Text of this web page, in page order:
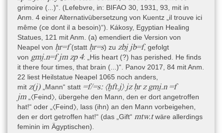
Chr. zu datieren sind: stilistische Ähnlichkeiten sowie
ikonographische Parallelen mit den Darstellungen auf der
Metternichsteleführen ihn dazu (Kákosy 1999, 31). Kákosy gibt
entsprechend für den Torso Neapel 1065 als Datierung „4th (?)
century B.C." an, aber er wundert sich darüber, dass der Gott
Seth in einem der Texte (auf der linken Schulter) eine positive
Rolle hat, während dieser Gott damals doch längst negativ
konnotiert worden ist (Kákosy 1999, 31, 121; vielleicht steckt ein
Messer in der Schnauze des Sethtieres, vielleicht ist es auch nur
eine Beschädigung im Stein). Buhl hebt das ikonographische
Motiv des vierköpfigen, geflügelten pantheistischen Widdergottes
in einer Sonnenscheibe (auf der Brust des Torsos) hervor, für das
es Parallelen auf derMetternichstele
grimoire (...)“. (Lefebvre, in: BIFAO 30, 1931, 93, mit in
Anm. 4 einer Alternativübersetzung von Kuentz „il trouve ici
même (ce dont il a besoin)“). Kákosy, Egyptian Healing
Statues, 121 mit Anm. (a) emendiert die Version von
Neapel von ḥr=f(statt ḥr=s) zu zbi̯ jb=f, gefolgt
von gmi̯.n=f jm zp 4: „His heart (?) has perished. He finds
it there four times, that brain (...)“. Panov 2017, 84 mit Anm.
22 liest Heilstatue Neapel 1065 noch anders,
mit z(j)„Mann“ statt =f/=s: 〈ḫft.j〉 jz ḥr z gmi̯.n =f
jm„〈Feind〉, übergehe den Mann, den er dort angetroffen
hat!“ oder „〈Feind〉, lass (ihn) an den Mann vorbeigehen,
den er dort getroffen hat!“ (das „Gift“ mtw.twäre allerdings
feminin im Ägyptischen).